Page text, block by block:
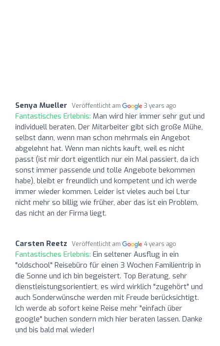
Senya Mueller Veröffentlicht am 3 years ago
Fantastisches Erlebnis: Man wird hier immer sehr gut und
individuell beraten. Der Mitarbeiter gibt sich große Mühe,
selbst dann, wenn man schon mehrmals ein Angebot
abgelehnt hat. Wenn man nichts kauft, weil es nicht
passt (ist mir dort eigentlich nur ein Mal passiert, da ich
sonst immer passende und tolle Angebote bekommen
habe), bleibt er freundlich und kompetent und ich werde
immer wieder kommen. Leider ist vieles auch bei Ltur
nicht mehr so billig wie früher, aber das ist ein Problem,
das nicht an der Firma liegt.
Carsten Reetz Veröffentlicht am 4 years ago
Fantastisches Erlebnis: Ein seltener Ausflug in ein
"oldschool" Reisebüro für einen 3 Wochen Familientrip in
die Sonne und ich bin begeistert. Top Beratung, sehr
dienstleistungsorientiert, es wird wirklich "zugehört" und
auch Sonderwünsche werden mit Freude berücksichtigt.
Ich werde ab sofort keine Reise mehr "einfach über
google" buchen sondern mich hier beraten lassen. Danke
und bis bald mal wieder!